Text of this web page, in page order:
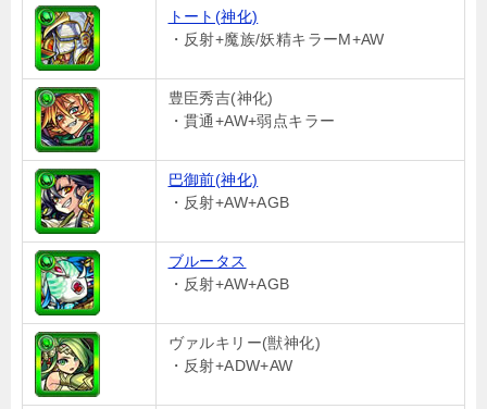
トート(神化)
・反射+魔族/妖精キラーM+AW
豊臣秀吉(神化)
・貫通+AW+弱点キラー
巴御前(神化)
・反射+AW+AGB
ブルータス
・反射+AW+AGB
ヴァルキリー(獣神化)
・反射+ADW+AW